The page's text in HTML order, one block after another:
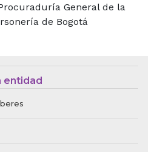
de Ley de
entidad
General de la
de Bogotá